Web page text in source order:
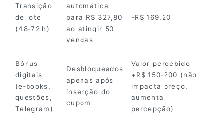
Transição
de lote
(48‑72 h)
automática
para R$ 327,80
ao atingir 50
vendas
-R$ 169,20
Bônus
digitais
(e‑books,
questões,
Telegram)
Desbloqueados
apenas após
inserção do
cupom
Valor percebido
+R$ 150‑200 (não
impacta preço,
aumenta
percepção)